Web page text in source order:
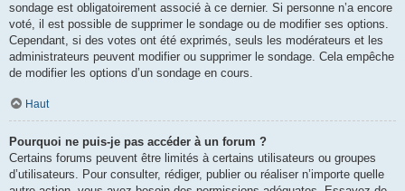
sondage est obligatoirement associé à ce dernier. Si personne n’a encore
voté, il est possible de supprimer le sondage ou de modifier ses options.
Cependant, si des votes ont été exprimés, seuls les modérateurs et les
administrateurs peuvent modifier ou supprimer le sondage. Cela empêche
de modifier les options d’un sondage en cours.
Haut
Pourquoi ne puis-je pas accéder à un forum ?
Certains forums peuvent être limités à certains utilisateurs ou groupes
d’utilisateurs. Pour consulter, rédiger, publier ou réaliser n’importe quelle